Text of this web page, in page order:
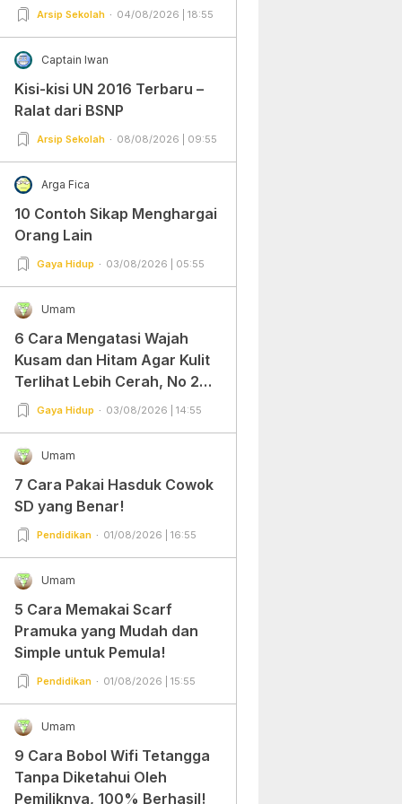
Arsip Sekolah 04/08/2026 | 18:55
Captain Iwan
Kisi-kisi UN 2016 Terbaru –
Ralat dari BSNP
Arsip Sekolah 08/08/2026 | 09:55
Arga Fica
10 Contoh Sikap Menghargai
Orang Lain
Gaya Hidup 03/08/2026 | 05:55
Umam
6 Cara Mengatasi Wajah
Kusam dan Hitam Agar Kulit
Terlihat Lebih Cerah, No 2
Gampang Banget dan Mudah
Gaya Hidup 03/08/2026 | 14:55
Umam
7 Cara Pakai Hasduk Cowok
SD yang Benar!
Pendidikan 01/08/2026 | 16:55
Umam
5 Cara Memakai Scarf
Pramuka yang Mudah dan
Simple untuk Pemula!
Pendidikan 01/08/2026 | 15:55
Umam
9 Cara Bobol Wifi Tetangga
Tanpa Diketahui Oleh
Pemiliknya, 100% Berhasil!